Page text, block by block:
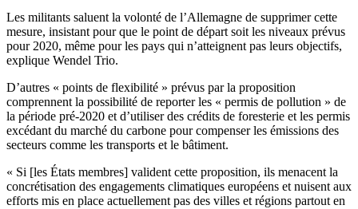
Les militants saluent la volonté de l’Allemagne de supprimer cette
mesure, insistant pour que le point de départ soit les niveaux prévus
pour 2020, même pour les pays qui n’atteignent pas leurs objectifs,
explique Wendel Trio.
D’autres « points de flexibilité » prévus par la proposition
comprennent la possibilité de reporter les « permis de pollution » de
la période pré-2020 et d’utiliser des crédits de foresterie et les permis
excédant du marché du carbone pour compenser les émissions des
secteurs comme les transports et le bâtiment.
« Si [les États membres] valident cette proposition, ils menacent la
concrétisation des engagements climatiques européens et nuisent aux
efforts mis en place actuellement pas des villes et régions partout en